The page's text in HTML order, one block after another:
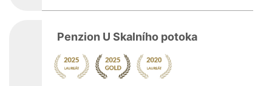
Penzion U Skalního potoka